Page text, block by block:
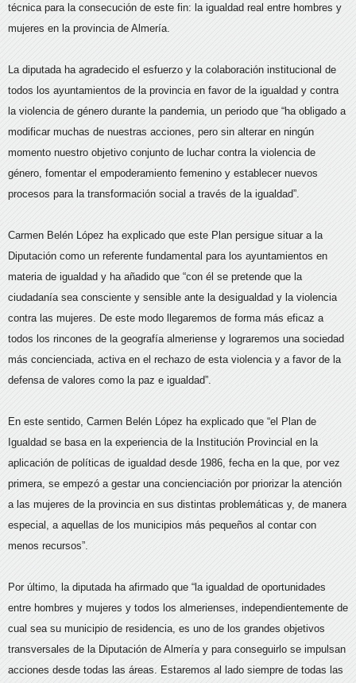
técnica para la consecución de este fin: la igualdad real entre hombres y
mujeres en la provincia de Almería.
La diputada ha agradecido el esfuerzo y la colaboración institucional de
todos los ayuntamientos de la provincia en favor de la igualdad y contra
la violencia de género durante la pandemia, un periodo que “ha obligado a
modificar muchas de nuestras acciones, pero sin alterar en ningún
momento nuestro objetivo conjunto de luchar contra la violencia de
género, fomentar el empoderamiento femenino y establecer nuevos
procesos para la transformación social a través de la igualdad”.
Carmen Belén López ha explicado que este Plan persigue situar a la
Diputación como un referente fundamental para los ayuntamientos en
materia de igualdad y ha añadido que “con él se pretende que la
ciudadanía sea consciente y sensible ante la desigualdad y la violencia
contra las mujeres. De este modo llegaremos de forma más eficaz a
todos los rincones de la geografía almeriense y lograremos una sociedad
más concienciada, activa en el rechazo de esta violencia y a favor de la
defensa de valores como la paz e igualdad”.
En este sentido, Carmen Belén López ha explicado que “el Plan de
Igualdad se basa en la experiencia de la Institución Provincial en la
aplicación de políticas de igualdad desde 1986, fecha en la que, por vez
primera, se empezó a gestar una concienciación por priorizar la atención
a las mujeres de la provincia en sus distintas problemáticas y, de manera
especial, a aquellas de los municipios más pequeños al contar con
menos recursos”.
Por último, la diputada ha afirmado que “la igualdad de oportunidades
entre hombres y mujeres y todos los almerienses, independientemente de
cual sea su municipio de residencia, es uno de los grandes objetivos
transversales de la Diputación de Almería y para conseguirlo se impulsan
acciones desde todas las áreas. Estaremos al lado siempre de todas las